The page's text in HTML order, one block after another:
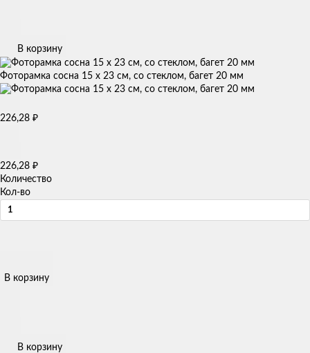
В корзину
Фоторамка сосна 15 х 23 см, со стеклом, багет 20 мм
226,28 ₽
226,28 ₽
Количество
Кол-во
В корзину
В корзину